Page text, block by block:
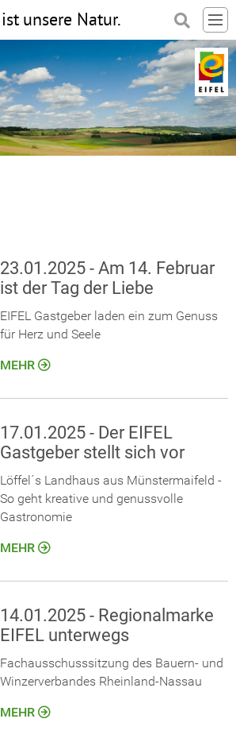
23.01.2025 - Am 14. Februar
ist der Tag der Liebe
EIFEL Gastgeber laden ein zum Genuss
für Herz und Seele
MEHR
17.01.2025 - Der EIFEL
Gastgeber stellt sich vor
Löffel´s Landhaus aus Münstermaifeld -
So geht kreative und genussvolle
Gastronomie
MEHR
14.01.2025 - Regionalmarke
EIFEL unterwegs
Fachausschusssitzung des Bauern- und
Winzerverbandes Rheinland-Nassau
MEHR
unsere Natur.